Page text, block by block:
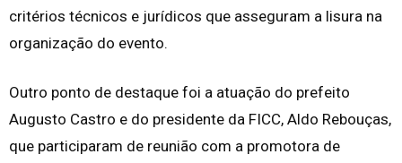
critérios técnicos e jurídicos que asseguram a lisura na
organização do evento.
Outro ponto de destaque foi a atuação do prefeito
Augusto Castro e do presidente da FICC, Aldo Rebouças,
que participaram de reunião com a promotora de